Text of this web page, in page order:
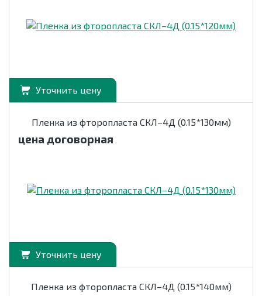
Уточнить цену
Пленка из фторопласта СКЛ–4Д (0.15*130мм)
цена договорная
Уточнить цену
Пленка из фторопласта СКЛ–4Д (0.15*140мм)